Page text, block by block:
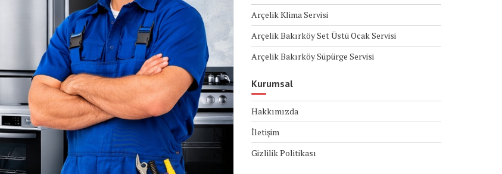
Arçelik Klima Servisi
Arçelik Bakırköy Set Üstü Ocak Servisi
Arçelik Bakırköy Süpürge Servisi
Kurumsal
Hakkımızda
İletişim
Gizlilik Politikası